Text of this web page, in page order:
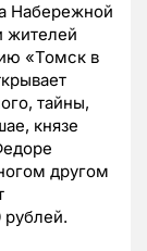
Набережной
жителей
«Томск в
тайны,
князе
другом
рублей.